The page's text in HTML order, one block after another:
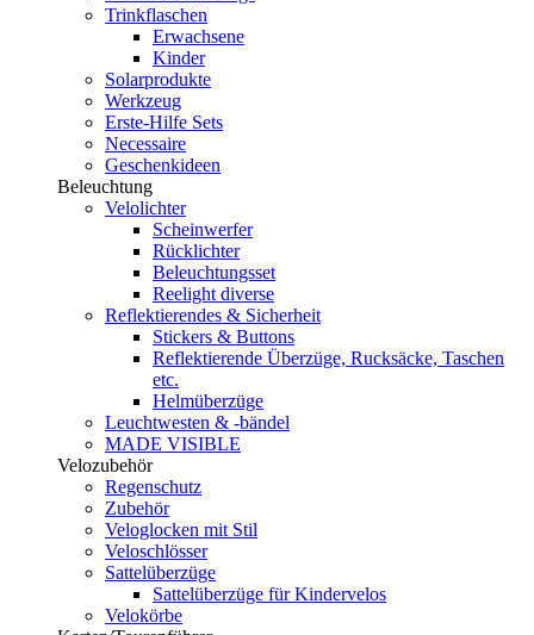
Trinkflaschen
Erwachsene
Kinder
Solarprodukte
Werkzeug
Erste-Hilfe Sets
Necessaire
Geschenkideen
Beleuchtung
Velolichter
Scheinwerfer
Rücklichter
Beleuchtungsset
Reelight diverse
Reflektierendes & Sicherheit
Stickers & Buttons
Reflektierende Überzüge, Rucksäcke, Taschen
etc.
Helmüberzüge
Leuchtwesten & -bändel
MADE VISIBLE
Velozubehör
Regenschutz
Zubehör
Veloglocken mit Stil
Veloschlösser
Sattelüberzüge
Sattelüberzüge für Kindervelos
Velokörbe